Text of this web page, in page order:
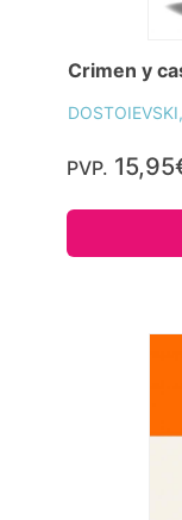
Crimen y
PVP.